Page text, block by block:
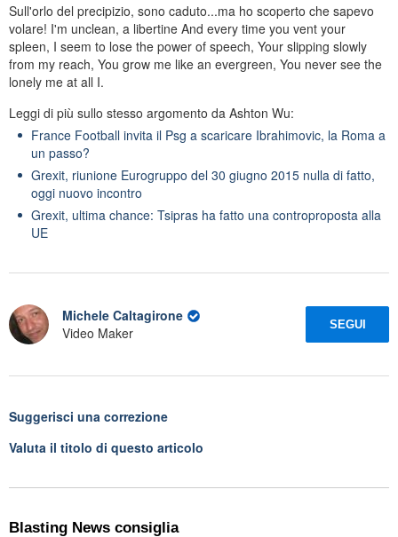
Sull'orlo del precipizio, sono caduto...ma ho scoperto che sapevo
volare! I'm unclean, a libertine And every time you vent your
spleen, I seem to lose the power of speech, Your slipping slowly
from my reach, You grow me like an evergreen, You never see the
lonely me at all I.
Leggi di più sullo stesso argomento da Ashton Wu:
France Football invita il Psg a scaricare Ibrahimovic, la Roma a
un passo?
Grexit, riunione Eurogruppo del 30 giugno 2015 nulla di fatto,
oggi nuovo incontro
Grexit, ultima chance: Tsipras ha fatto una controproposta alla
UE
Michele Caltagirone
Video Maker
SEGUI
Suggerisci una correzione
Valuta il titolo di questo articolo
Blasting News consiglia